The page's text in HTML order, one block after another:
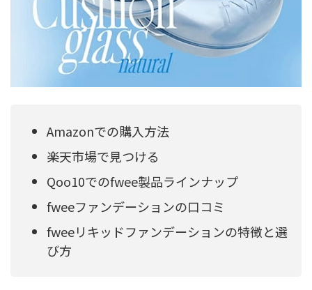
Amazonでの購入方法
楽天市場で見つける
Qoo10でのfwee製品ラインナップ
fweeファンデーションの口コミ
fweeリキッドファンデーションの特徴と選
び方